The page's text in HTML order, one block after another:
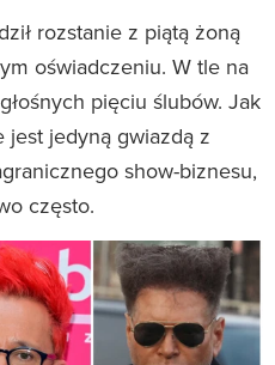
rozstanie z piątą żoną
oświadczeniu. W tle na
pięciu ślubów. Jak
jest jedyną gwiazdą z
show-biznesu,
często.